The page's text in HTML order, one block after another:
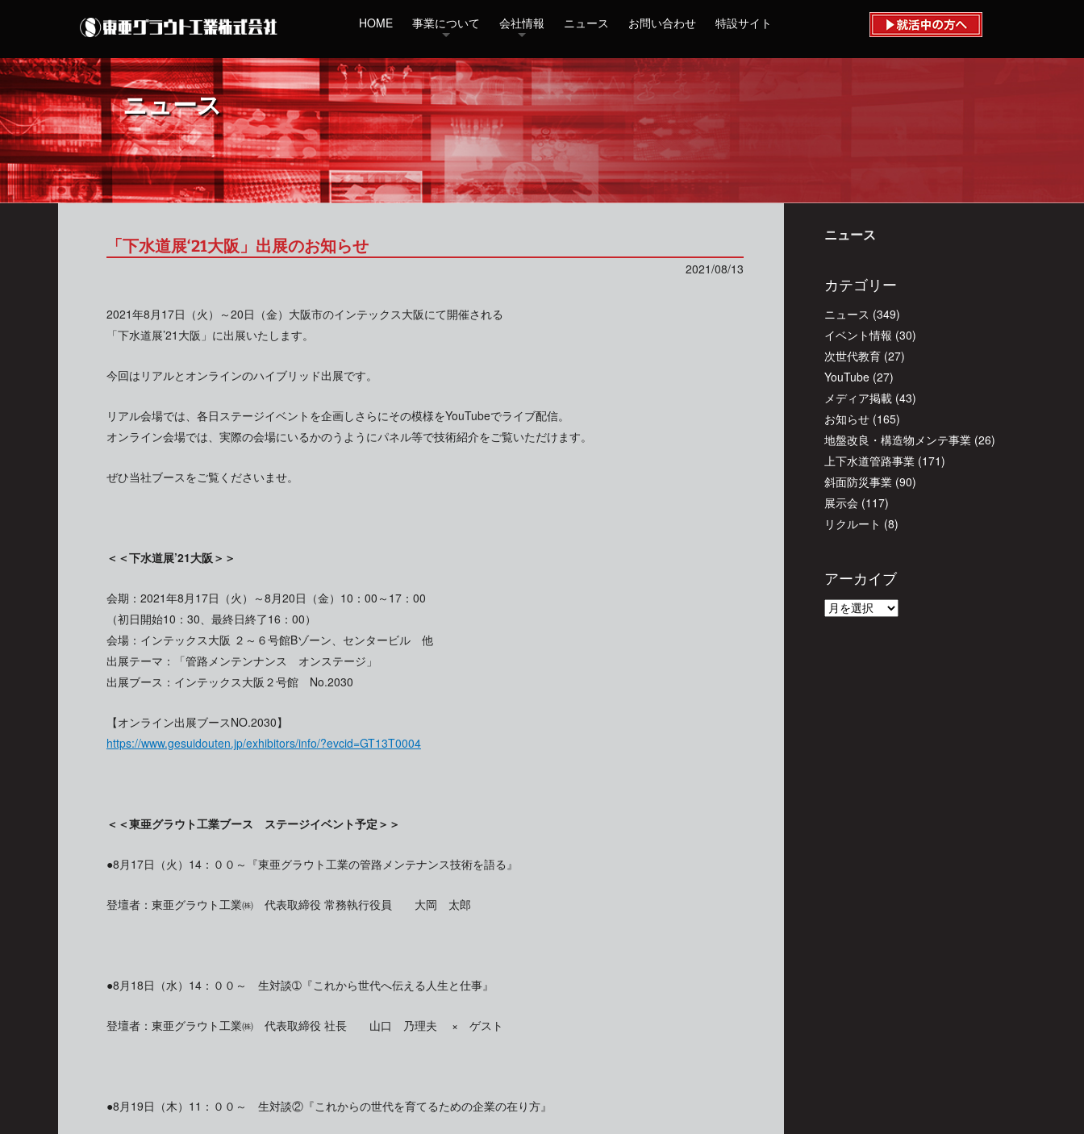
HOME 事業について 会社情報 ニュース お問い合わせ 特設サイト
ニュース
「下水道展‘21大阪」出展のお知らせ
2021/08/13
2021年8月17日（火）～20日（金）大阪市のインテックス大阪にて開催される
「下水道展’21大阪」に出展いたします。
今回はリアルとオンラインのハイブリッド出展です。
リアル会場では、各日ステージイベントを企画しさらにその模様をYouTubeでライブ配信。
オンライン会場では、実際の会場にいるかのうようにパネル等で技術紹介をご覧いただけます。
ぜひ当社ブースをご覧くださいませ。
＜＜下水道展’21大阪＞＞
会期：2021年8月17日（火）～8月20日（金）10：00～17：00
（初日開始10：30、最終日終了16：00）
会場：インテックス大阪 ２～６号館Bゾーン、センタービル 他
出展テーマ：「管路メンテンナンス オンステージ」
出展ブース：インテックス大阪２号館 No.2030
【オンライン出展ブースNO.2030】
https://www.gesuidouten.jp/exhibitors/info/?evcid=GT13T0004
＜＜東亜グラウト工業ブース ステージイベント予定＞＞
●8月17日（火）14：００～『東亜グラウト工業の管路メンテナンス技術を語る』
登壇者：東亜グラウト工業㈱ 代表取締役 常務執行役員 大岡 太郎
●8月18日（水）14：００～ 生対談➀『これから世代へ伝える人生と仕事』
登壇者：東亜グラウト工業㈱ 代表取締役 社長 山口 乃理夫 × ゲスト
●8月19日（木）11：００～ 生対談②『これからの世代を育てるための企業の在り方』
ニュース
カテゴリー
ニュース (349)
イベント情報 (30)
次世代教育 (27)
YouTube (27)
メディア掲載 (43)
お知らせ (165)
地盤改良・構造物メンテ事業 (26)
上下水道管路事業 (171)
斜面防災事業 (90)
展示会 (117)
リクルート (8)
アーカイブ
ア